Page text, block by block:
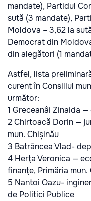
mandate), Partidul
sută (3 mandate),
Moldova – 3,62 la
Democrat din
din alegători (1
Astfel, lista
curent în Consiliul
următor:
1 Greceanâi Zinaida
2 Chirtoacă Dorin —
mun. Chișinău
3 Batrâncea Vlad-
4 Herţa Veronica —
finanţe, Primăria mun.
5 Nantoi Oazu-
de Politici Publice